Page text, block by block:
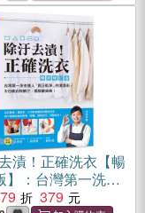
漬！正確洗衣【暢
】：台灣第一洗衣
正乾淨」的清潔
79 379